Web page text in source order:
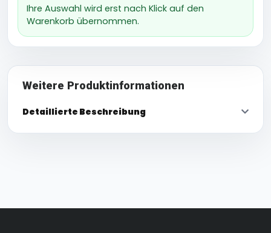
Ihre Auswahl wird erst nach Klick auf den
Warenkorb übernommen.
Weitere Produktinformationen
Detaillierte Beschreibung